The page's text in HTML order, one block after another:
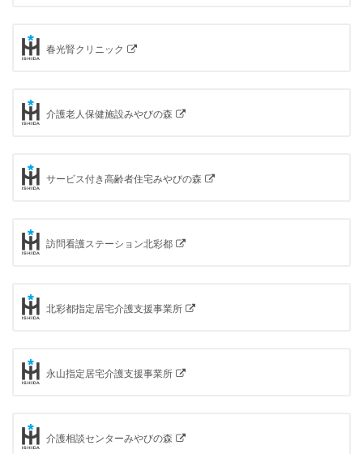
春光腎クリニック
介護老人保健施設みやびの森
サービス付き高齢者住宅みやびの森
訪問看護ステーション北彩都
北彩都指定居宅介護支援事業所
永山指定居宅介護支援事業所
介護相談センターみやびの森